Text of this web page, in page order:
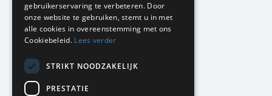
KMP Kantoormeubilair
Airport Business Park
Frankfurtstraat 29-31
1175 RH Lijnden
020-617 01 26
info@kmpkantoormeubilair.nl
gebruikerservaring te verbeteren. Door
onze website te gebruiken, stemt u in met
alle cookies in overeenstemming met ons
Cookiebeleid. Lees verder
STRIKT NOODZAKELIJK
PRESTATIE